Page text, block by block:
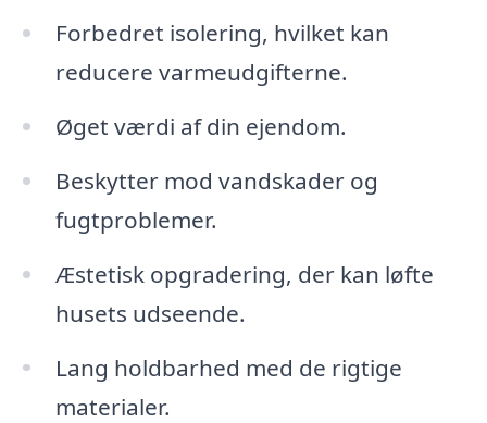
Forbedret isolering, hvilket kan
reducere varmeudgifterne.
Øget værdi af din ejendom.
Beskytter mod vandskader og
fugtproblemer.
Æstetisk opgradering, der kan løfte
husets udseende.
Lang holdbarhed med de rigtige
materialer.